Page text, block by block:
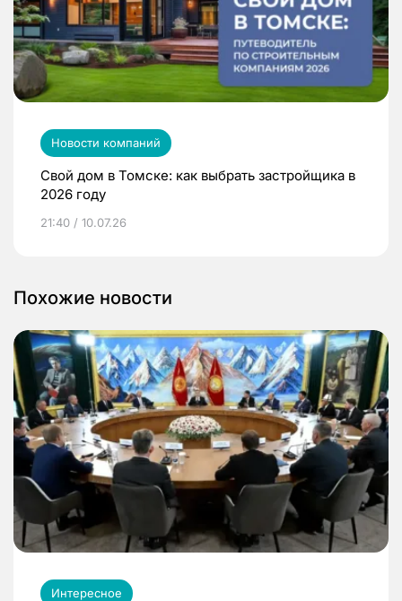
Новости компаний
Свой дом в Томске: как выбрать застройщика в
2026 году
21:40 / 10.07.26
Похожие новости
Интересное